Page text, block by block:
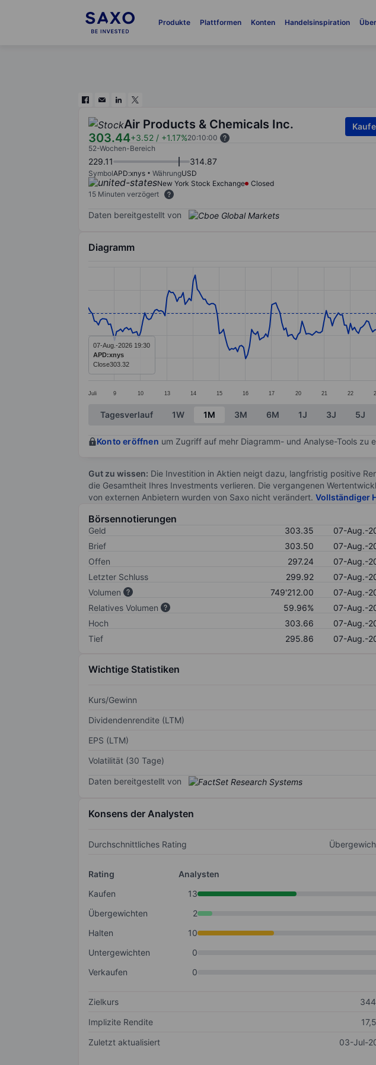
Produkte Plattformen Konten Handelsinspiration
Air Products & Chemicals Inc.
303.44+3.52 / +1.17%20:10:00
52-Wochen-Bereich
229.11 314.87
SymbolAPD:xnys WährungUSD
New York Stock Exchange
Closed
15 Minuten verzögert
Daten bereitgestellt von
Diagramm
Line chart with 299 data points.
The chart has 1 X axis displaying categories.
The chart has 1 Y axis displaying values. Data ranges from
Juli 9 10 13 14 15 16 17 20 21 22
07-Aug.-2026 19:30
APD:xnys
Close303.32
End of interactive chart.
Tagesverlauf 1W 1M 3M 6M 1J 3J 5J
Konto eröffnen um Zugriff auf mehr Diagramm- und Analyse-Tools zu
Gut zu wissen: Die Investition in Aktien neigt dazu, langfristig positive
die Gesamtheit Ihres Investments verlieren. Die vergangenen
von externen Anbietern wurden von Saxo nicht verändert. Vollständiger
Börsennotierungen
Geld 303.35
07-Aug.-
Brief
303.50
07-Aug.-
Offen
297.24
07-Aug.-
Letzter Schluss
299.92
07-Aug.-
Volumen
749'212.00
07-Aug.-
Relatives Volumen
59.96%
07-Aug.-
Hoch
303.66
07-Aug.-
Tief
295.86 07-Aug.-
Wichtige Statistiken
Kurs/Gewinn
Dividendenrendite (LTM)
EPS (LTM)
Volatilität (30 Tage)
Daten bereitgestellt von
Konsens der Analysten
Durchschnittliches Rating
Rating
Analysten
Kaufen
13
Übergewichten
2
Halten
10
Untergewichten
0
Verkaufen
0
Zielkurs
Implizite Rendite
Zuletzt aktualisiert
03-Jul-